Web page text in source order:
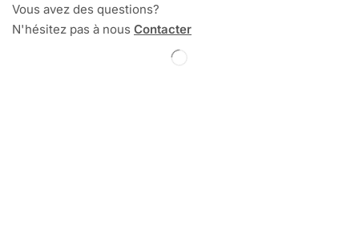
Vous avez des questions?
N'hésitez pas à nous Contacter